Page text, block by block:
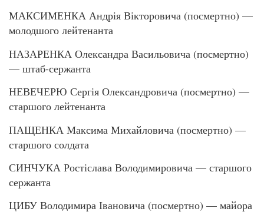
МАКСИМЕНКА Андрія Вікторовича (посмертно) —
молодшого лейтенанта
НАЗАРЕНКА Олександра Васильовича (посмертно)
— штаб-сержанта
НЕВЕЧЕРЮ Сергія Олександровича (посмертно) —
старшого лейтенанта
ПАЩЕНКА Максима Михайловича (посмертно) —
старшого солдата
СИНЧУКА Ростіслава Володимировича — старшого
сержанта
ЦИБУ Володимира Івановича (посмертно) — майора